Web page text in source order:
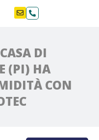
DI
(PI) HA
CON